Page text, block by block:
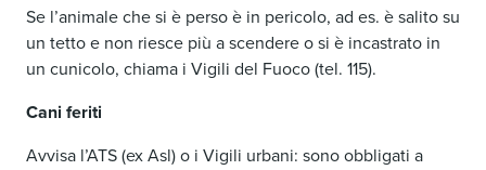
Se l’animale che si è perso è in pericolo, ad es. è salito su
un tetto e non riesce più a scendere o si è incastrato in
un cunicolo, chiama i Vigili del Fuoco (tel. 115).
Cani feriti
Avvisa l’ATS (ex Asl) o i Vigili urbani: sono obbligati a